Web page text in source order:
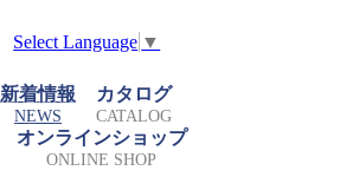
Select Language ▼
新着情報
NEWS
カタログ
CATALOG
オンラインショップ
ONLINE SHOP